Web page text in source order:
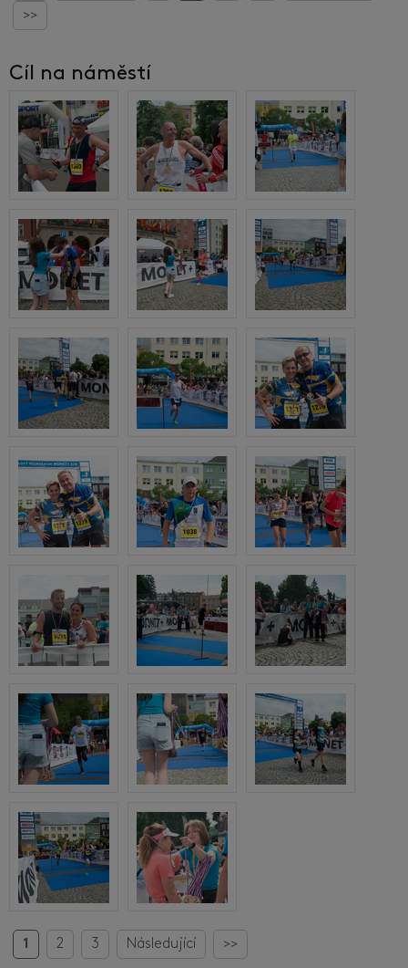
>>
Cíl na náměstí
1 2 3 Následující >>